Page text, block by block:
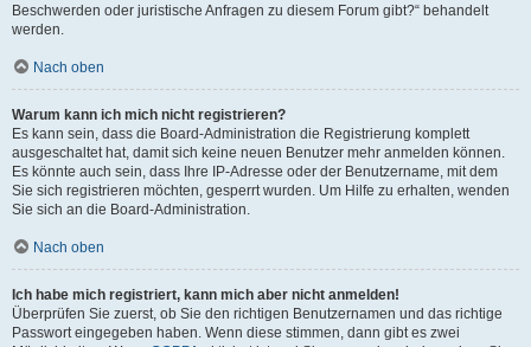
Beschwerden oder juristische Anfragen zu diesem Forum gibt?“ behandelt
werden.
Nach oben
Warum kann ich mich nicht registrieren?
Es kann sein, dass die Board-Administration die Registrierung komplett
ausgeschaltet hat, damit sich keine neuen Benutzer mehr anmelden können.
Es könnte auch sein, dass Ihre IP-Adresse oder der Benutzername, mit dem
Sie sich registrieren möchten, gesperrt wurden. Um Hilfe zu erhalten, wenden
Sie sich an die Board-Administration.
Nach oben
Ich habe mich registriert, kann mich aber nicht anmelden!
Überprüfen Sie zuerst, ob Sie den richtigen Benutzernamen und das richtige
Passwort eingegeben haben. Wenn diese stimmen, dann gibt es zwei